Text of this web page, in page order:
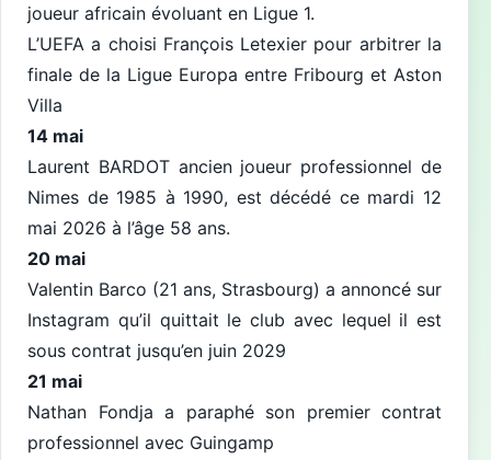
joueur africain évoluant en Ligue 1.
L’UEFA a choisi François Letexier pour arbitrer la
finale de la Ligue Europa entre Fribourg et Aston
Villa
14 mai
Laurent BARDOT ancien joueur professionnel de
Nimes de 1985 à 1990, est décédé ce mardi 12
mai 2026 à l’âge 58 ans.
20 mai
Valentin Barco (21 ans, Strasbourg) a annoncé sur
Instagram qu’il quittait le club avec lequel il est
sous contrat jusqu’en juin 2029
21 mai
Nathan Fondja a paraphé son premier contrat
professionnel avec Guingamp